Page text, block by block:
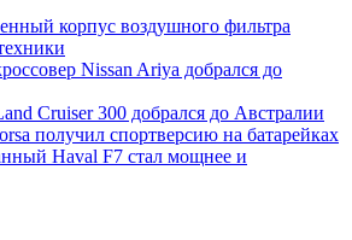
корпус воздушного фильтра
Nissan Ariya добрался до
Cruiser 300 добрался до Австралии
получил спортверсию на батарейках
Haval F7 стал мощнее и